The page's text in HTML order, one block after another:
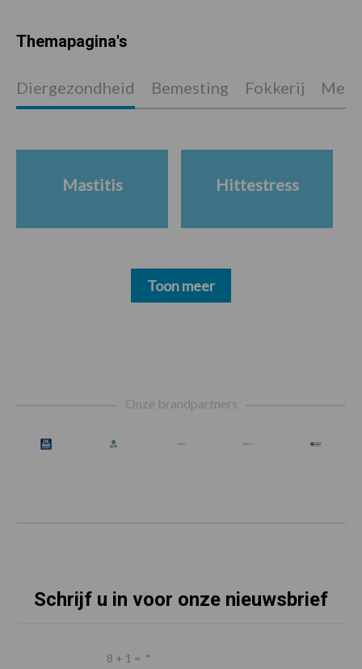
Themapagina's
Diergezondheid Bemesting Fokkerij
Mastitis Hittestress
Toon meer
Onze brandpartners
Schrijf u in voor onze nieuwsbrief
8 + 1 = *